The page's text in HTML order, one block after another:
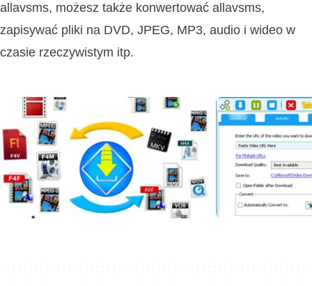
allavsms, możesz także konwertować allavsms,
zapisywać pliki na DVD, JPEG, MP3, audio i wideo w
czasie rzeczywistym itp.